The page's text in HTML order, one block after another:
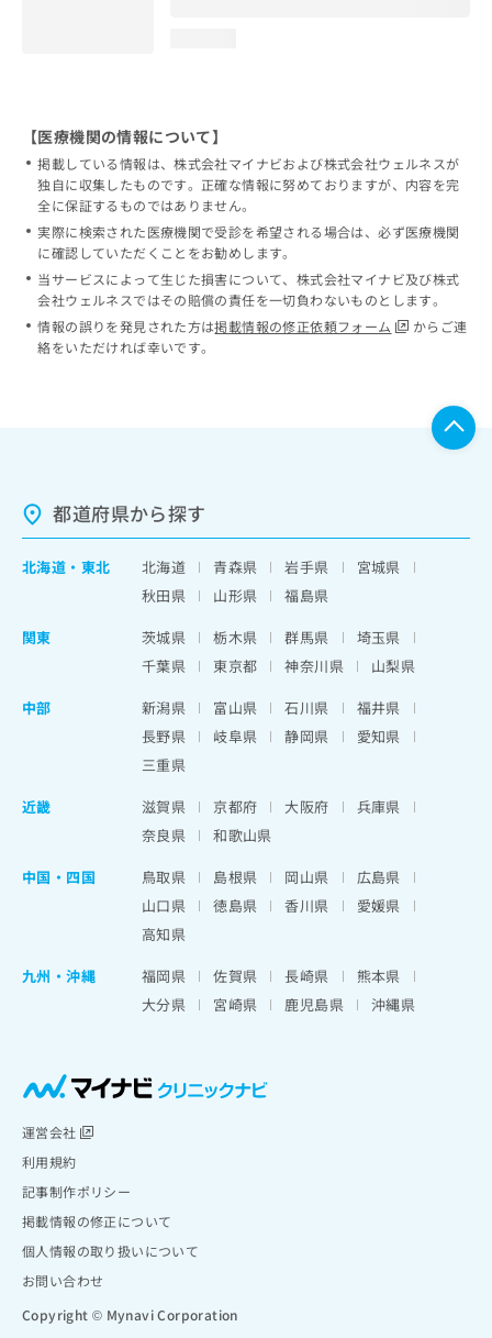
【医療機関の情報について】
掲載している情報は、株式会社マイナビおよび株式会社ウェルネスが
独自に収集したものです。正確な情報に努めておりますが、内容を完
全に保証するものではありません。
実際に検索された医療機関で受診を希望される場合は、必ず医療機関
に確認していただくことをお勧めします。
当サービスによって生じた損害について、株式会社マイナビ及び株式
会社ウェルネスではその賠償の責任を一切負わないものとします。
情報の誤りを発見された方は掲載情報の修正依頼フォーム
からご連
絡をいただければ幸いです。
都道府県から探す
北海道 ・ 東北 北海道 青森県 岩手県
宮城県
秋田県
山形県
福島県
関東
茨城県 栃木県 群馬県
埼玉県
千葉県
東京都 神奈川県
山梨県
中部
新潟県 富山県 石川県
福井県
長野県
岐阜県 静岡県
愛知県
三重県
近畿
滋賀県 京都府 大阪府
兵庫県
奈良県
和歌山県
中国・四国
鳥取県 島根県 岡山県
広島県
山口県
徳島県 香川県
愛媛県
高知県
九州・沖縄
福岡県 佐賀県 長崎県
熊本県
大分県
宮崎県 鹿児島県 沖縄県
運営会社
利用規約
記事制作ポリシー
掲載情報の修正について
個人情報の取り扱いについて
お問い合わせ
Copyright © Mynavi Corporation